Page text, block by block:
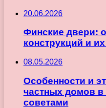
20.06.2026
Финские двери:
конструкций и
08.05.2026
Особенности и
частных домов
советами